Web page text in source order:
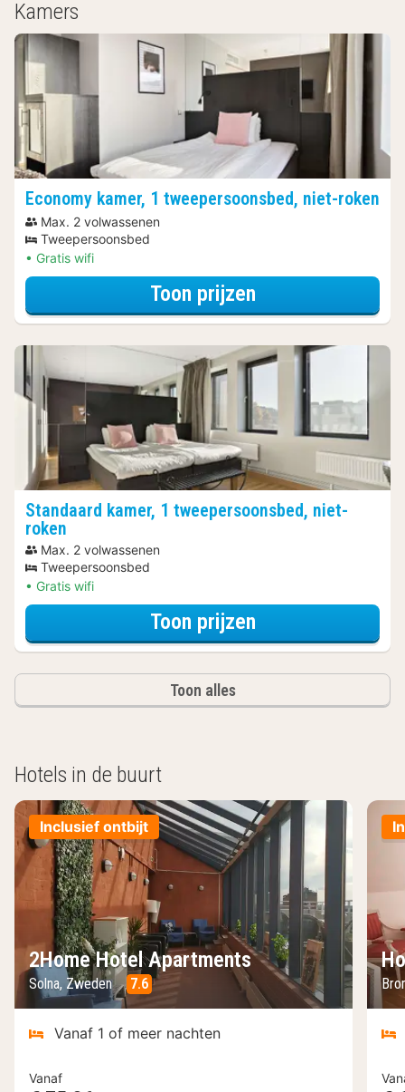
Kamers
Economy kamer, 1 tweepersoonsbed, niet-roken
Max. 2 volwassenen
Tweepersoonsbed
Gratis wifi
Toon prijzenvoor Spa Resort
Standaard kamer, 1 tweepersoonsbed, niet-
roken
Max. 2 volwassenen
Tweepersoonsbed
Gratis wifi
Toon prijzenvoor Spa Resort
Toon alles
Hotels in de buurt
Inclusief ontbijt
2Home Hotel Apartments
Solna, Zweden 7.6
Vanaf 1 of meer nachten
Vanaf